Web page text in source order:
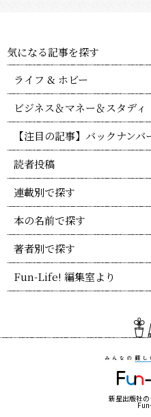
気になる記事を探す
ライフ & ホビー
ビジネス＆マネー＆スタディ
【注目の記事】バックナンバ
読者投稿
連載別で探す
本の名前で探す
著者別で探す
Fun-Life! 編集室より
新星出版社